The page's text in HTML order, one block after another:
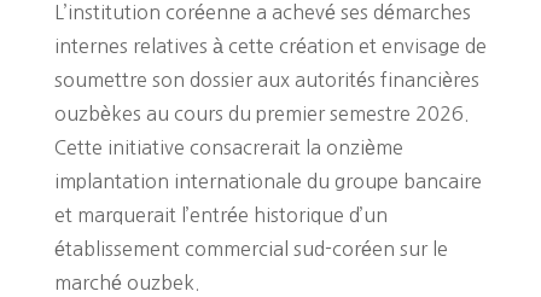
L’institution coréenne a achevé ses démarches
internes relatives à cette création et envisage de
soumettre son dossier aux autorités financières
ouzbèkes au cours du premier semestre 2026.
Cette initiative consacrerait la onzième
implantation internationale du groupe bancaire
et marquerait l’entrée historique d’un
établissement commercial sud-coréen sur le
marché ouzbek.